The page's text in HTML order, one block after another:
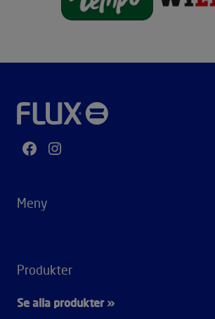
Facebook
Instagram
Meny
Produkter
Se alla produkter »